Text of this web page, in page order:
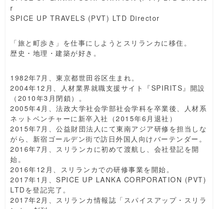
r
SPICE UP TRAVELS (PVT) LTD Director
「旅と町歩き」を仕事にしようとスリランカに移住。
歴史・地理・建築が好き。
1982年7月、東京都世田谷区生まれ。
2004年12月、人材業界就職支援サイト『SPIRITS』開設
（2010年3月閉鎖）。
2005年4月、法政大学社会学部社会学科を卒業後、人材系
ネットベンチャーに新卒入社（2015年6月退社）
2015年7月、公益財団法人にて東南アジア研修を担当しな
がら、新宿ゴールデン街で訪日外国人向けバーテンダー。
2016年7月、スリランカに初めて渡航し、会社登記を開
始。
2016年12月、スリランカでの研修事業を開始。
2017年1月、SPICE UP LANKA CORPORATION (PVT)
LTDを登記完了。
2017年2月、スリランカ情報誌「スパイスアップ・スリラ